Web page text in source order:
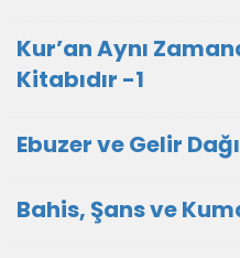
Kur’an Aynı
Kitabıdır -1
Ebuzer ve Gelir
Bahis, Şans ve